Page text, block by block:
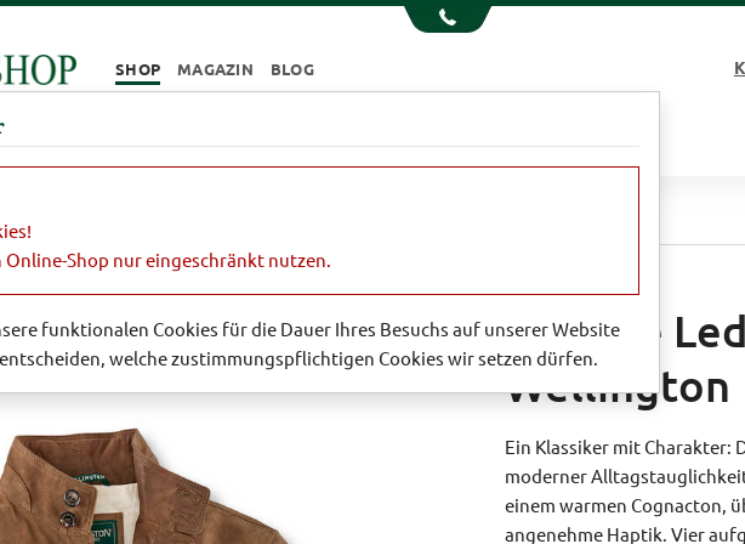
SHOP MAGAZIN BLOG
Kernige
Wellington
Ein Klassiker mit Charakter:
moderner
einem warmen Cognacton,
angenehme Haptik. Vier
Online-Shop nur eingeschränkt nutzen.
funktionalen Cookies für die Dauer Ihres Besuchs auf unserer Website
welche zustimmungspflichtigen Cookies wir setzen dürfen.